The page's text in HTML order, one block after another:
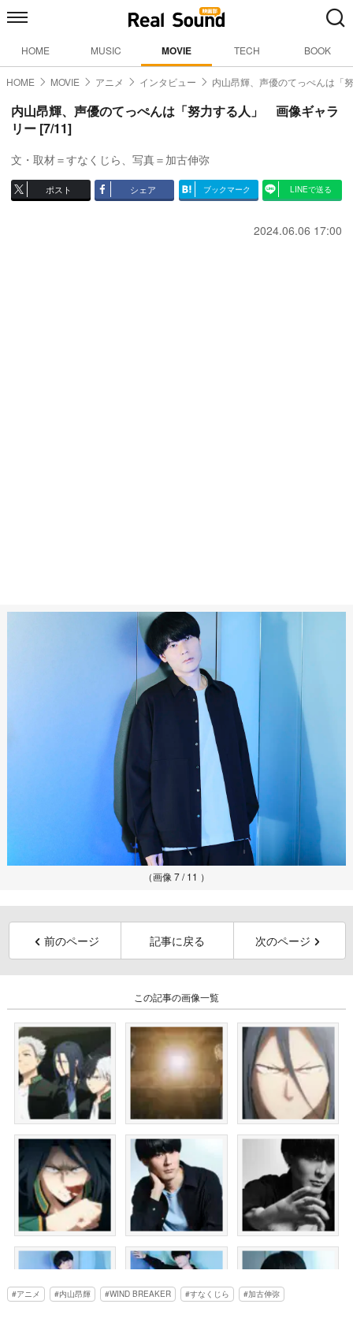
HOME MUSIC MOVIE TECH BOOK
HOME MOVIE アニメ インタビュー 内山昂輝、声優のてっぺんは「
内山昂輝、声優のてっぺんは「努力する人」 画像ギャラ
リー [7/11]
文・取材＝すなくじら、写真＝加古伸弥
ポスト シェア ブックマーク LINEで送る
2024.06.06 17:00
（画像 7 / 11 ）
前のページ 記事に戻る 次のページ
この記事の画像一覧
アニメ 内山昂輝 WIND BREAKER すなくじら 加古伸弥